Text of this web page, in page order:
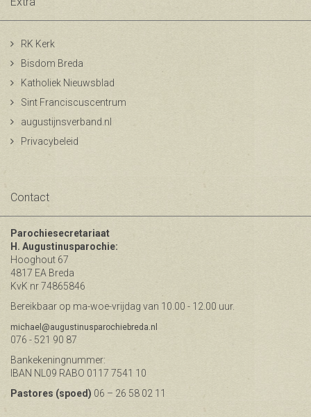
RK Kerk
Bisdom Breda
Katholiek Nieuwsblad
Sint Franciscuscentrum
augustijnsverband.nl
Privacybeleid
Contact
Parochiesecretariaat
H. Augustinusparochie:
Hooghout 67
4817 EA Breda
KvK nr 74865846
Bereikbaar op ma-woe-vrijdag van 10.00 - 12.00 uur.
michael@augustinusparochiebreda.nl
076 - 521 90 87
Bankekeningnummer:
IBAN NL09 RABO 0117 7541 10
Pastores (spoed) 06 – 26 58 02 11